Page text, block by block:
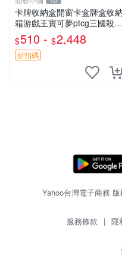
卡牌收納盒開窗卡盒牌盒收納
箱游戲王寶可夢ptcg三國殺海
賊王dtcg
$510 - $2,448
折扣碼
Yahoo台灣電子商務
服務條款 | 隱